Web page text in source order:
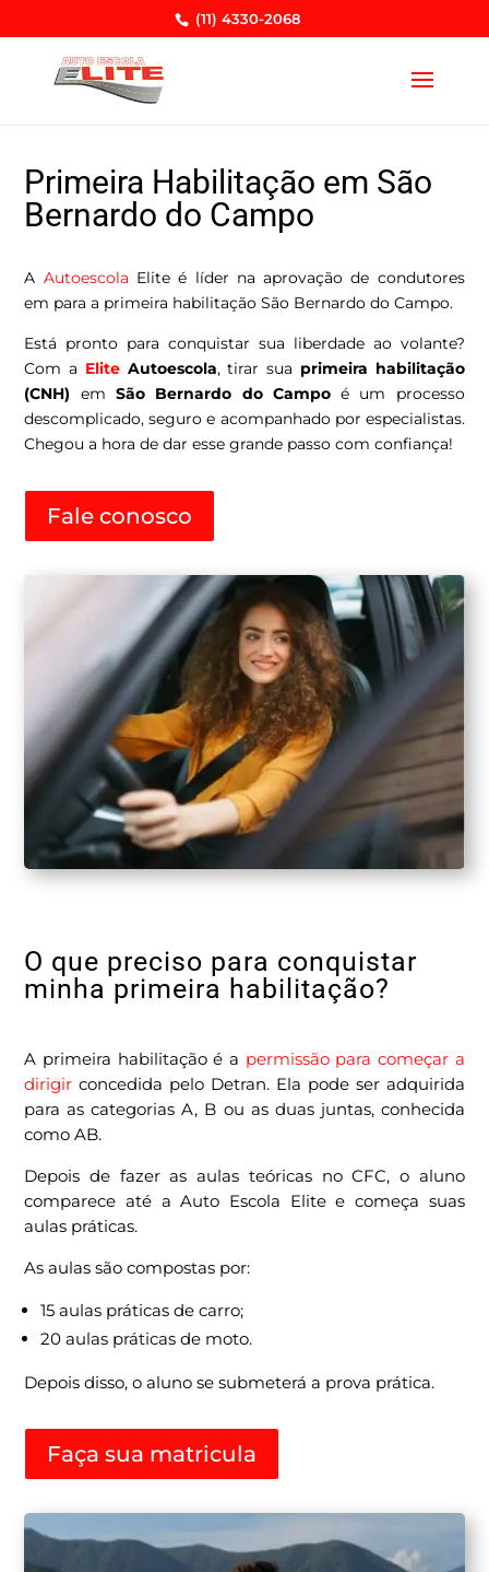
(11) 4330-2068
Primeira Habilitação em São
Bernardo do Campo
A Autoescola Elite é líder na aprovação de condutores
em para a primeira habilitação São Bernardo do Campo.
Está pronto para conquistar sua liberdade ao volante?
Com a EliteAutoescola, tirar sua primeira habilitação
(CNH) em São Bernardo do Campoé um processo
descomplicado, seguro e acompanhado por especialistas.
Chegou a hora de dar esse grande passo com confiança!
Fale conosco
O que preciso para conquistar
minha primeira habilitação?
A primeira habilitação é a permissão para começar a
dirigir concedida pelo Detran. Ela pode ser adquirida
para as categorias A, B ou as duas juntas, conhecida
como AB.
Depois de fazer as aulas teóricas no CFC, o aluno
comparece até a Auto Escola Elite e começa suas
aulas práticas.
As aulas são compostas por:
15 aulas práticas de carro;
20 aulas práticas de moto.
Depois disso, o aluno se submeterá a prova prática.
Faça sua matricula